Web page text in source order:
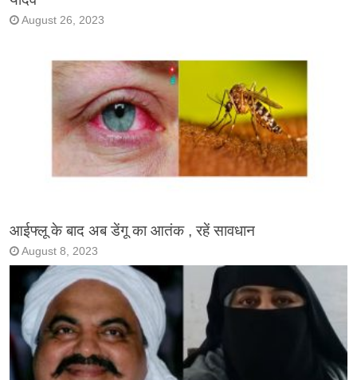
August 26, 2023
आईफ्लू के बाद अब डेंगू का आतंक , रहें सावधान
August 8, 2023